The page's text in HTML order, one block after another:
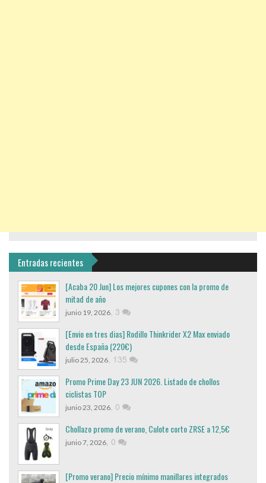
Entradas recientes
[Acaba 20 Jun] Los mejores cupones con la promo de
mitad de año
junio 19, 2026, 3
[Envio en tres dias] Rodillo Thinkrider X2 Max enviado
desde España (220€)
julio 25, 2026, 135
Promo Prime Day 23 JUN 2026. Listado de chollos
ciclistas TOP
junio 23, 2026, 0
Chollazo promo de verano, Culote corto ZRSE a 12,5€
junio 7, 2026, 0
[Promo verano] Precio mínimo manillares integrados